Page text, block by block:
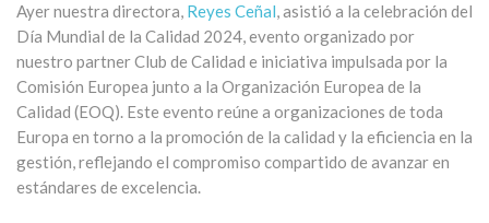
Ayer nuestra directora, Reyes Ceñal, asistió a la celebración del
Día Mundial de la Calidad 2024, evento organizado por
nuestro partner Club de Calidad e iniciativa impulsada por la
Comisión Europea junto a la Organización Europea de la
Calidad (EOQ). Este evento reúne a organizaciones de toda
Europa en torno a la promoción de la calidad y la eficiencia en la
gestión, reflejando el compromiso compartido de avanzar en
estándares de excelencia.